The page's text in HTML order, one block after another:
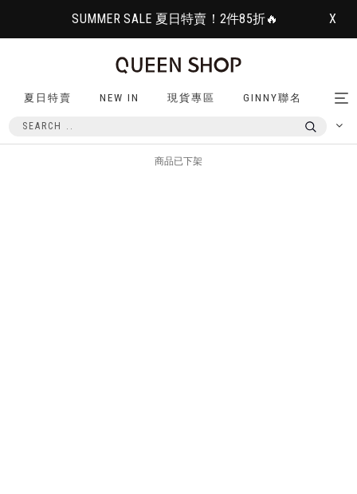
SUMMER SALE 夏日特賣！2件85折🔥 X
夏日特賣 NEW IN 現貨專區 GINNY聯名
商品已下架